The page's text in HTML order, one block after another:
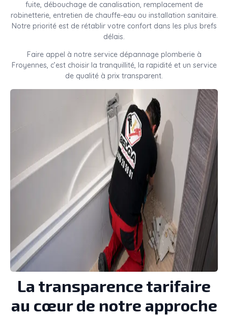
fuite, débouchage de canalisation, remplacement de
robinetterie, entretien de chauffe-eau ou installation sanitaire.
Notre priorité est de rétablir votre confort dans les plus brefs
délais.
Faire appel à notre service dépannage plomberie à
Froyennes, c’est choisir la tranquillité, la rapidité et un service
de qualité à prix transparent.
La transparence tarifaire
au cœur de notre approche